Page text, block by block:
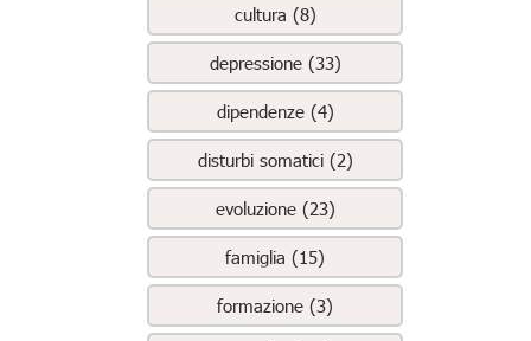
cultura (8)
depressione (33)
dipendenze (4)
disturbi somatici (2)
evoluzione (23)
famiglia (15)
formazione (3)